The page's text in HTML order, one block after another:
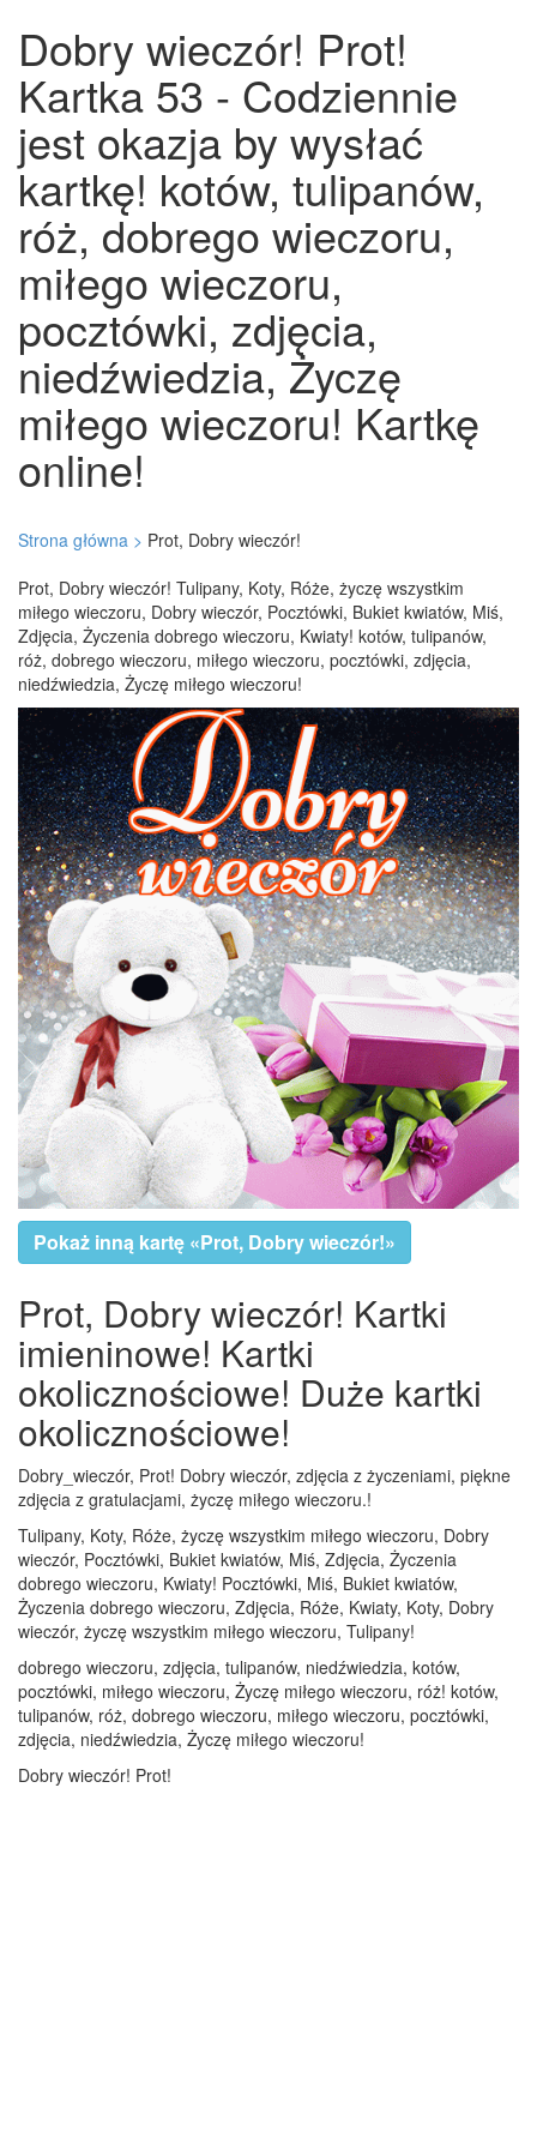
Dobry wieczór! Prot!
Kartka 53 - Codziennie
jest okazja by wysłać
kartkę! kotów, tulipanów,
róż, dobrego wieczoru,
miłego wieczoru,
pocztówki, zdjęcia,
niedźwiedzia, Życzę
miłego wieczoru! Kartkę
online!
Strona główna > Prot, Dobry wieczór!
Prot, Dobry wieczór! Tulipany, Koty, Róże, życzę wszystkim
miłego wieczoru, Dobry wieczór, Pocztówki, Bukiet kwiatów, Miś,
Zdjęcia, Życzenia dobrego wieczoru, Kwiaty! kotów, tulipanów,
róż, dobrego wieczoru, miłego wieczoru, pocztówki, zdjęcia,
niedźwiedzia, Życzę miłego wieczoru!
Pokaż inną kartę «Prot, Dobry wieczór!»
Prot, Dobry wieczór! Kartki
imieninowe! Kartki
okolicznościowe! Duże kartki
okolicznościowe!
Dobry_wieczór, Prot! Dobry wieczór, zdjęcia z życzeniami, piękne
zdjęcia z gratulacjami, życzę miłego wieczoru.!
Tulipany, Koty, Róże, życzę wszystkim miłego wieczoru, Dobry
wieczór, Pocztówki, Bukiet kwiatów, Miś, Zdjęcia, Życzenia
dobrego wieczoru, Kwiaty! Pocztówki, Miś, Bukiet kwiatów,
Życzenia dobrego wieczoru, Zdjęcia, Róże, Kwiaty, Koty, Dobry
wieczór, życzę wszystkim miłego wieczoru, Tulipany!
dobrego wieczoru, zdjęcia, tulipanów, niedźwiedzia, kotów,
pocztówki, miłego wieczoru, Życzę miłego wieczoru, róż! kotów,
tulipanów, róż, dobrego wieczoru, miłego wieczoru, pocztówki,
zdjęcia, niedźwiedzia, Życzę miłego wieczoru!
Dobry wieczór! Prot!